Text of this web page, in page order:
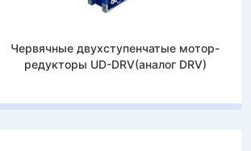
Червячные двухступенчатые мотор-
редукторы UD-DRV(аналог DRV)